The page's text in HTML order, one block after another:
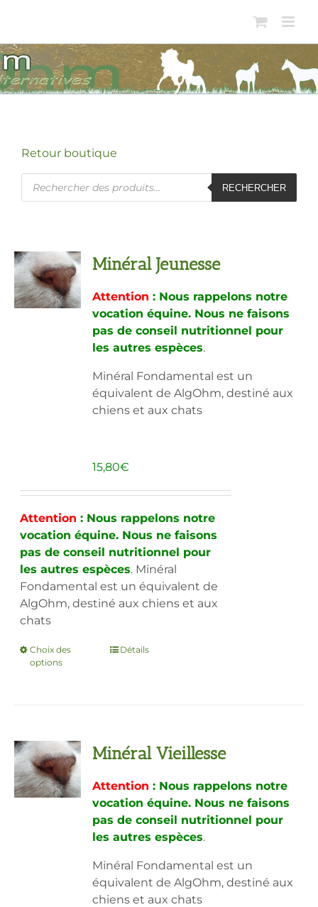
contenu
Retour boutique
Recherche
de
produits
RECHERCHER
Minéral Jeunesse
Attention : Nous rappelons notre
vocation équine. Nous ne faisons
pas de conseil nutritionnel pour
les autres espèces.
Minéral Fondamental est un
équivalent de AlgOhm, destiné aux
chiens et aux chats
15,80€
Attention : Nous rappelons notre
vocation équine. Nous ne faisons
pas de conseil nutritionnel pour
les autres espèces. Minéral
Fondamental est un équivalent de
AlgOhm, destiné aux chiens et aux
chats
Choix des
options
Ce
options
être
choisies
sur
la
du
produit
Détails
Minéral Vieillesse
Attention : Nous rappelons notre
vocation équine. Nous ne faisons
pas de conseil nutritionnel pour
les autres espèces.
Minéral Fondamental est un
équivalent de AlgOhm, destiné aux
chiens et aux chats